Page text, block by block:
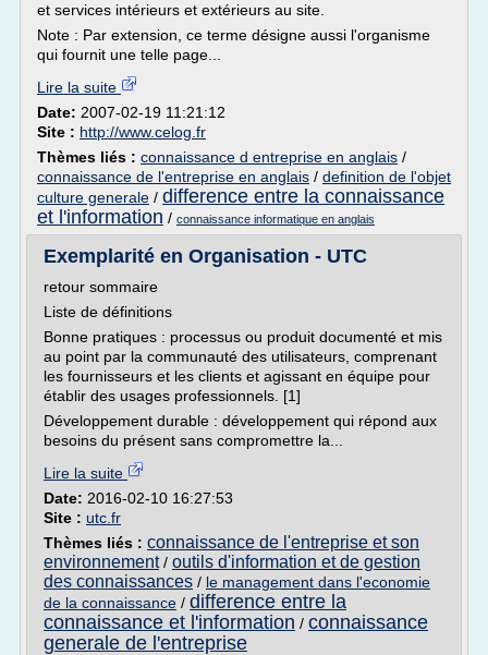
et services intérieurs et extérieurs au site.
Note : Par extension, ce terme désigne aussi l'organisme
qui fournit une telle page...
Lire la suite
Date: 2007-02-19 11:21:12
Site : http://www.celog.fr
Thèmes liés : connaissance d entreprise en anglais /
connaissance de l'entreprise en anglais / definition de l'objet
culture generale / difference entre la connaissance
et l'information / connaissance informatique en anglais
Exemplarité en Organisation - UTC
retour sommaire
Liste de définitions
Bonne pratiques : processus ou produit documenté et mis
au point par la communauté des utilisateurs, comprenant
les fournisseurs et les clients et agissant en équipe pour
établir des usages professionnels. [1]
Développement durable : développement qui répond aux
besoins du présent sans compromettre la...
Lire la suite
Date: 2016-02-10 16:27:53
Site : utc.fr
Thèmes liés : connaissance de l'entreprise et son
environnement/ outils d'information et de gestion
des connaissances / le management dans l'economie
de la connaissance / difference entre la
connaissance et l'information / connaissance
generale de l'entreprise